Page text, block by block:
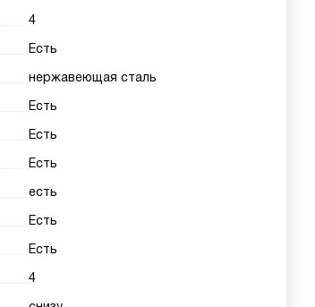
4
Есть
нержавеющая сталь
Есть
Есть
Есть
есть
Есть
Есть
4